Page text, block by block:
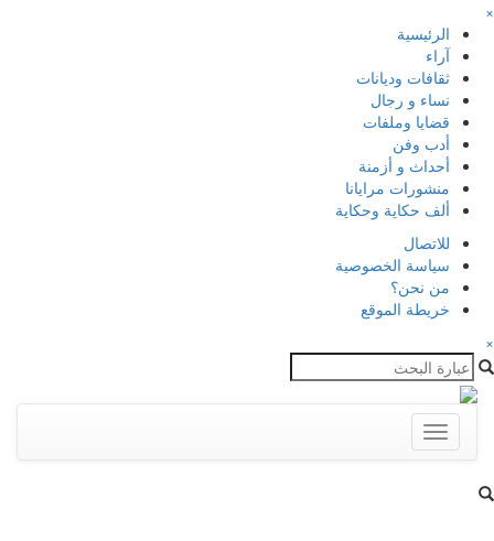
×
الرئيسية
آراء
ثقافات وديانات
نساء و رجال
قضايا وملفات
أدب وفن
أحداث و أزمنة
منشورات مرايانا
ألف حكاية وحكاية
للاتصال
سياسة الخصوصية
من نحن؟
خريطة الموقع
×
Toggle
navigation